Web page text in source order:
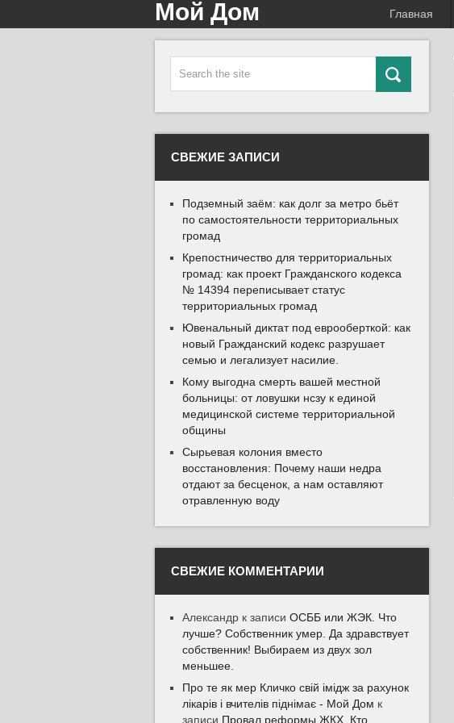
Главная
Мой Дом
СВЕЖИЕ ЗАПИСИ
Подземный заём: как долг за метро бьёт
по самостоятельности территориальных
громад
Крепостничество для территориальных
громад: как проект Гражданского кодекса
№ 14394 переписывает статус
территориальных громад
Ювенальный диктат под еврооберткой: как
новый Гражданский кодекс разрушает
семью и легализует насилие.
Кому выгодна смерть вашей местной
больницы: от ловушки нсзу к единой
медицинской системе территориальной
общины
Сырьевая колония вместо
восстановления: Почему наши недра
отдают за бесценок, а нам оставляют
отравленную воду
СВЕЖИЕ КОММЕНТАРИИ
Александр к записиОСББ или ЖЭК. Что
лучше? Собственник умер. Да здравствует
собственник! Выбираем из двух зол
меньшее.
Про те як мер Кличко свій імідж за рахунок
лікарів і вчителів піднімає - Мой Дом к
записи Провал реформы ЖКХ. Кто